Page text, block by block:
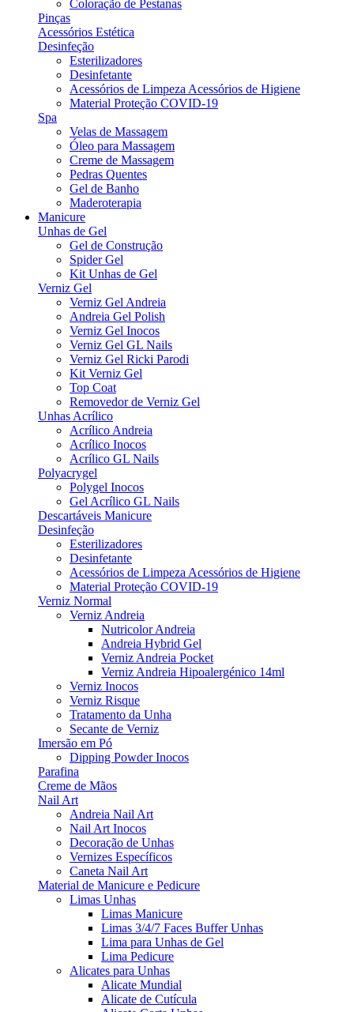
Coloração de Pestanas
Pinças
Acessórios Estética
Desinfeção
Esterilizadores
Desinfetante
Acessórios de Limpeza Acessórios de Higiene
Material Proteção COVID-19
Spa
Velas de Massagem
Óleo para Massagem
Creme de Massagem
Pedras Quentes
Gel de Banho
Maderoterapia
Manicure
Unhas de Gel
Gel de Construção
Spider Gel
Kit Unhas de Gel
Verniz Gel
Verniz Gel Andreia
Andreia Gel Polish
Verniz Gel Inocos
Verniz Gel GL Nails
Verniz Gel Ricki Parodi
Kit Verniz Gel
Top Coat
Removedor de Verniz Gel
Unhas Acrílico
Acrílico Andreia
Acrílico Inocos
Acrílico GL Nails
Polyacrygel
Polygel Inocos
Gel Acrílico GL Nails
Descartáveis Manicure
Desinfeção
Esterilizadores
Desinfetante
Acessórios de Limpeza Acessórios de Higiene
Material Proteção COVID-19
Verniz Normal
Verniz Andreia
Nutricolor Andreia
Andreia Hybrid Gel
Verniz Andreia Pocket
Verniz Andreia Hipoalergénico 14ml
Verniz Inocos
Verniz Risque
Tratamento da Unha
Secante de Verniz
Imersão em Pó
Dipping Powder Inocos
Parafina
Creme de Mãos
Nail Art
Andreia Nail Art
Nail Art Inocos
Decoração de Unhas
Vernizes Específicos
Caneta Nail Art
Material de Manicure e Pedicure
Limas Unhas
Limas Manicure
Limas 3/4/7 Faces Buffer Unhas
Lima para Unhas de Gel
Lima Pedicure
Alicates para Unhas
Alicate Mundial
Alicate de Cutícula